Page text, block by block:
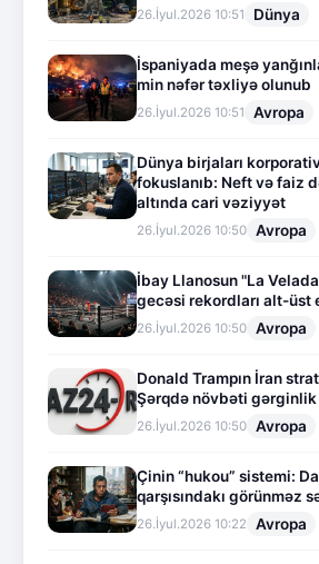
26.İyul.2026 10:51 Dünya
İspaniyada meşə
min nəfər təxliyə olunub
26.İyul.2026 10:51 Avropa
Dünya birjaları
fokuslanıb: Neft və faiz
altında cari vəziyyət
26.İyul.2026 10:50 Avropa
İbay Llanosun "La
gecəsi rekordları alt-üst
26.İyul.2026 10:50 Avropa
Donald Trampın İran
Şərqdə növbəti gərginlik
26.İyul.2026 10:50 Avropa
Çinin “hukou” sistemi:
qarşısındakı görünməz
26.İyul.2026 10:22 Avropa